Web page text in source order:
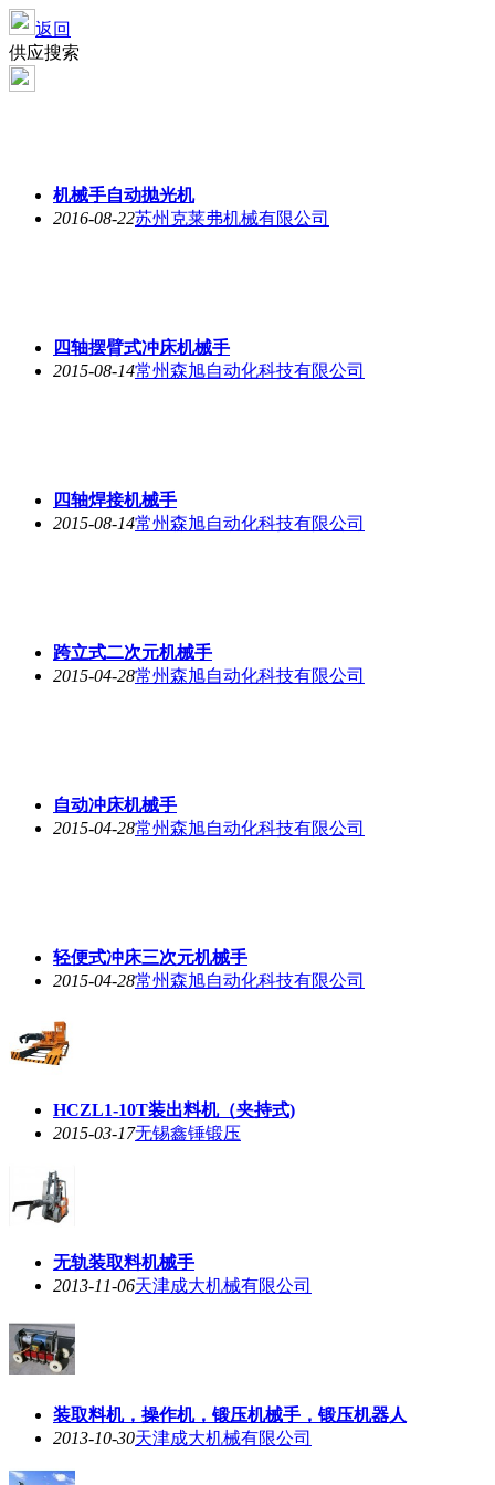
返回
供应搜索
机械手自动抛光机
2016-08-22苏州克莱弗机械有限公司
四轴摆臂式冲床机械手
2015-08-14常州森旭自动化科技有限公司
四轴焊接机械手
2015-08-14常州森旭自动化科技有限公司
跨立式二次元机械手
2015-04-28常州森旭自动化科技有限公司
自动冲床机械手
2015-04-28常州森旭自动化科技有限公司
轻便式冲床三次元机械手
2015-04-28常州森旭自动化科技有限公司
HCZL1-10T装出料机（夹持式)
2015-03-17无锡鑫锤锻压
无轨装取料机械手
2013-11-06天津成大机械有限公司
装取料机，操作机，锻压机械手 ，锻压机器人
2013-10-30天津成大机械有限公司